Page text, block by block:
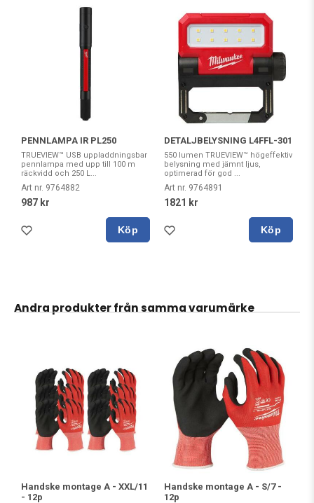
PENNLAMPA IR PL250
TRUEVIEW™ USB uppladdningsbar
pennlampa med upp till 100 m
räckvidd och 250 L...
Art nr. 9764882
987 kr
Köp
DETALJBELYSNING L4FFL-301
550 lumen TRUEVIEW™ högeffektiv
belysning med jämnt ljus,
optimerad för god ...
Art nr. 9764891
1821 kr
Köp
Andra produkter från samma varumärke
Handske montage A - XXL/11
- 12p
Handske montage A - S/7 -
12p